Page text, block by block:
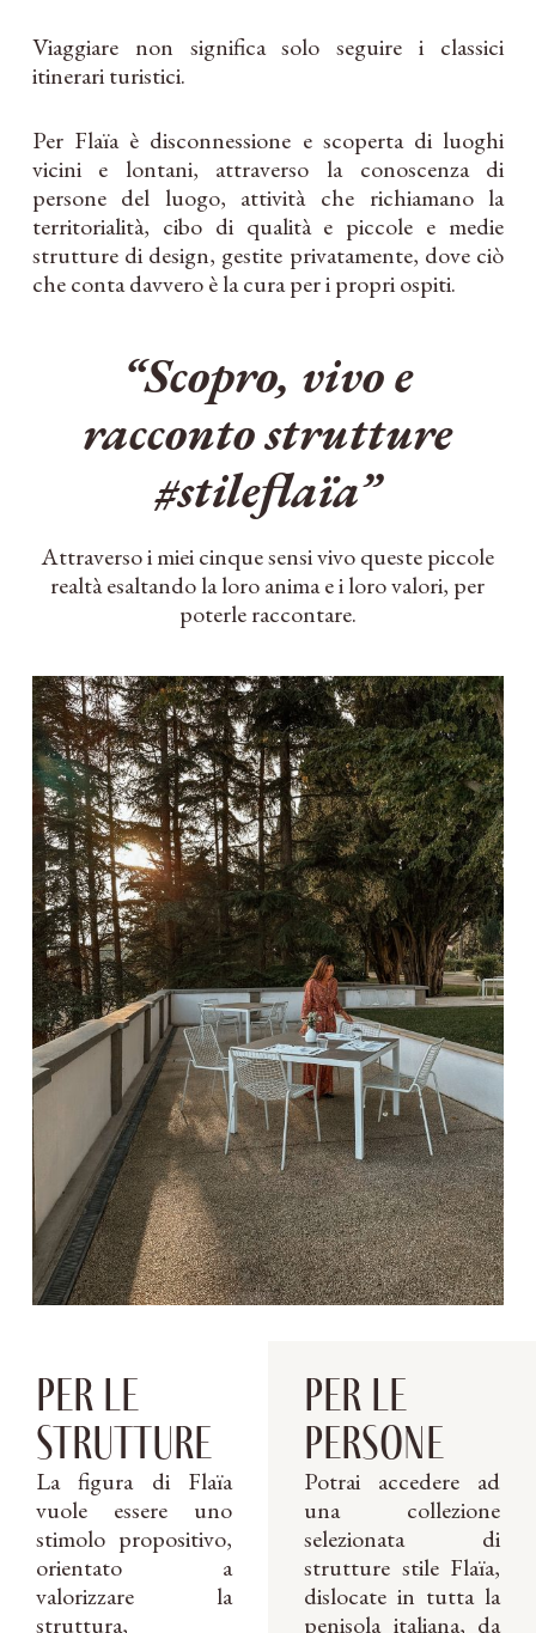
Viaggiare non significa solo seguire i classici
itinerari turistici.
Per Flaïa è disconnessione e scoperta di luoghi
vicini e lontani, attraverso la conoscenza di
persone del luogo, attività che richiamano la
territorialità, cibo di qualità e piccole e medie
strutture di design, gestite privatamente, dove ciò
che conta davvero è la cura per i propri ospiti.
“Scopro, vivo e
racconto strutture
#stileflaïa”
Attraverso i miei cinque sensi vivo queste piccole
realtà esaltando la loro anima e i loro valori, per
poterle raccontare.
per le
strutture
La figura di Flaïa
vuole essere uno
stimolo propositivo,
orientato a
valorizzare la
struttura,
per le
persone
Potrai accedere ad
una collezione
selezionata di
strutture stile Flaïa,
dislocate in tutta la
penisola italiana, da